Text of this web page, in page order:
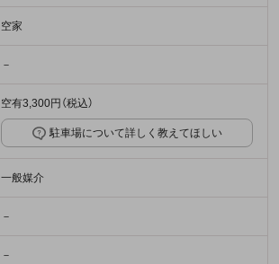
空家
－
空有3,300円（税込）
駐車場について詳しく教えてほしい
一般媒介
－
－